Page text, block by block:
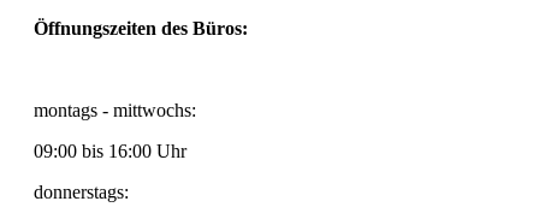
Öffnungszeiten des Büros:
montags - mittwochs:
09:00 bis 16:00 Uhr
donnerstags: